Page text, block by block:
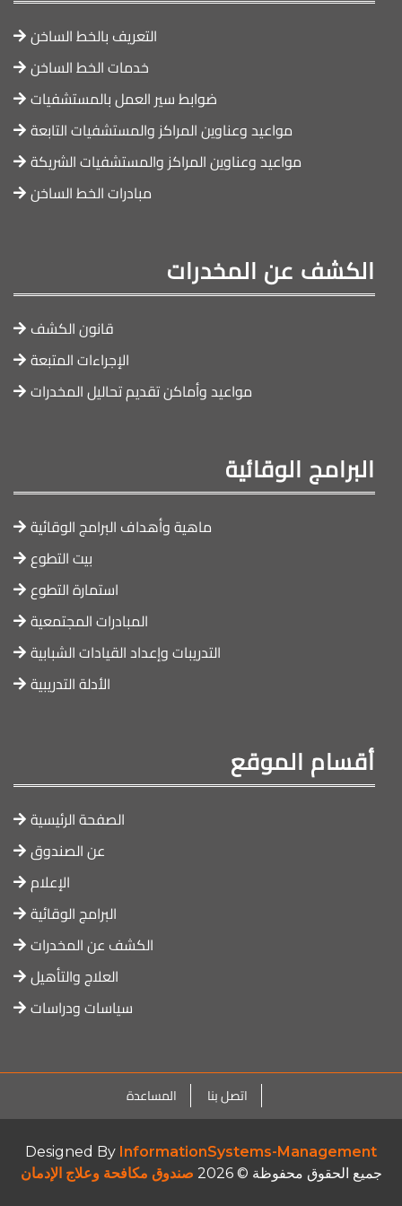
التعريف بالخط الساخن
خدمات الخط الساخن
ضوابط سير العمل بالمستشفيات
مواعيد وعناوين المراكز والمستشفيات التابعة
مواعيد وعناوين المراكز والمستشفيات الشريكة
مبادرات الخط الساخن
الكشف عن المخدرات
قانون الكشف
الإجراءات المتبعة
مواعيد وأماكن تقديم تحاليل المخدرات
البرامج الوقائية
ماهية وأهداف البرامج الوقائية
بيت التطوع
استمارة التطوع
المبادرات المجتمعية
التدريبات وإعداد القيادات الشبابية
الأدلة التدريبية
أقسام الموقع
الصفحة الرئيسية
عن الصندوق
الإعلام
البرامج الوقائية
الكشف عن المخدرات
العلاج والتأهيل
سياسات ودراسات
اتصل بنا المساعدة
Designed By InformationSystems-Management
جميع الحقوق محفوظة © 2026
صندوق مكافحة وعلاج الإدمان